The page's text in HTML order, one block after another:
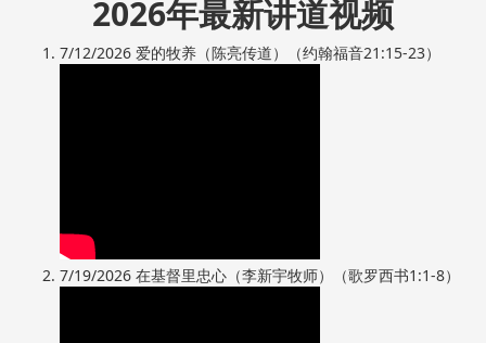
2026年最新讲道视频
7/12/2026 爱的牧养（陈亮传道）（约翰福音21:15-23）
7/19/2026 在基督里忠心（李新宇牧师）（歌罗西书1:1-8）